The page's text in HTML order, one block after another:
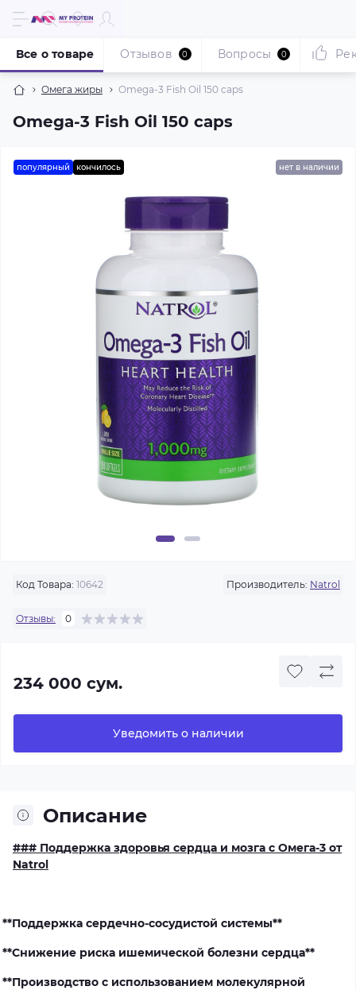
Омега жиры Omega-3 Fish Oil 150 caps
Omega-3 Fish Oil 150 caps
Все о товаре Отзывов 0 Вопросы 0
популярный кончилось нет в наличии
Код Товара: 10642 Производитель: Natrol
Отзывы: 0
234 000 сум.
Уведомить о наличии
Описание
### Поддержка здоровья сердца и мозга с Омега-3 от
Natrol
**Поддержка сердечно-сосудистой системы**
**Снижение риска ишемической болезни сердца**
**Производство с использованием молекулярной